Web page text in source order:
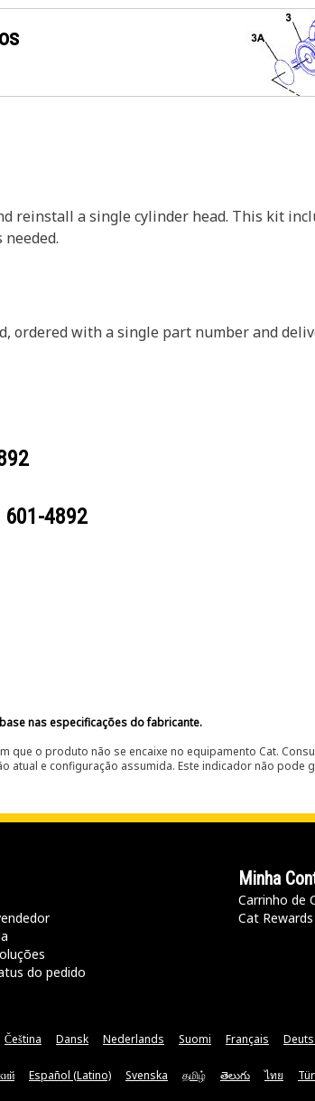
reinstall a single cylinder head. This kit
ordered with a single part number and
601-4892
nas especificações do fabricante.
que o produto não se encaixe no equipamento Cat.
atual e configuração assumida. Este indicador não
do pedido
Minha
Carrinho de
Cat Rewards
Čeština Dansk Nederlands Suomi Français
Español (Latino) Svenska தமிழ் తెలుగు ไทย